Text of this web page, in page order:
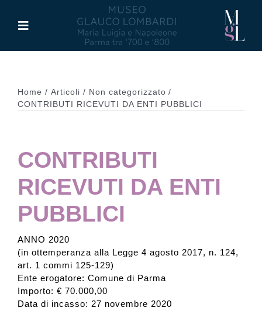
contenuto
Toggle
Maria Luigia d’Asburgo
Palazzo di Riserva
Attività
Pubblicazioni
Collezione
Home Articoli
Non categorizzato
CONTRIBUTI RICEVUTI DA ENTI PUBBLICI
CONTRIBUTI
RICEVUTI DA ENTI
PUBBLICI
ANNO 2020
(in ottemperanza alla Legge 4 agosto 2017, n. 124,
art. 1 commi 125-129)
Ente erogatore: Comune di Parma
Importo: € 70.000,00
Data di incasso: 27 novembre 2020